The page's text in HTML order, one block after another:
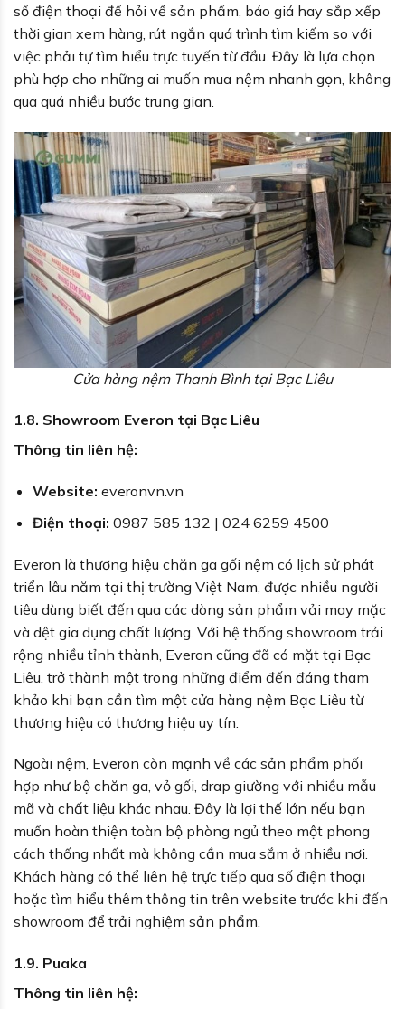
số điện thoại để hỏi về sản phẩm, báo giá hay sắp xếp
thời gian xem hàng, rút ngắn quá trình tìm kiếm so với
việc phải tự tìm hiểu trực tuyến từ đầu. Đây là lựa chọn
phù hợp cho những ai muốn mua nệm nhanh gọn, không
qua quá nhiều bước trung gian.
Cửa hàng nệm Thanh Bình tại Bạc Liêu
1.8. Showroom Everon tại Bạc Liêu
Thông tin liên hệ:
Website: everonvn.vn
Điện thoại: 0987 585 132 | 024 6259 4500
Everon là thương hiệu chăn ga gối nệm có lịch sử phát
triển lâu năm tại thị trường Việt Nam, được nhiều người
tiêu dùng biết đến qua các dòng sản phẩm vải may mặc
và dệt gia dụng chất lượng. Với hệ thống showroom trải
rộng nhiều tỉnh thành, Everon cũng đã có mặt tại Bạc
Liêu, trở thành một trong những điểm đến đáng tham
khảo khi bạn cần tìm một cửa hàng nệm Bạc Liêu từ
thương hiệu có thương hiệu uy tín.
Ngoài nệm, Everon còn mạnh về các sản phẩm phối
hợp như bộ chăn ga, vỏ gối, drap giường với nhiều mẫu
mã và chất liệu khác nhau. Đây là lợi thế lớn nếu bạn
muốn hoàn thiện toàn bộ phòng ngủ theo một phong
cách thống nhất mà không cần mua sắm ở nhiều nơi.
Khách hàng có thể liên hệ trực tiếp qua số điện thoại
hoặc tìm hiểu thêm thông tin trên website trước khi đến
showroom để trải nghiệm sản phẩm.
1.9. Puaka
Thông tin liên hệ: